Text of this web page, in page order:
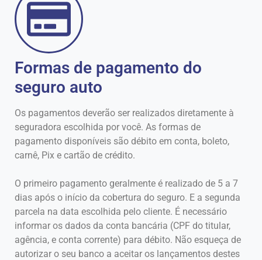
Formas de pagamento do
seguro auto
Os pagamentos deverão ser realizados diretamente à
seguradora escolhida por você. As formas de
pagamento disponíveis são débito em conta, boleto,
carnê, Pix e cartão de crédito.
O primeiro pagamento geralmente é realizado de 5 a 7
dias após o início da cobertura do seguro. E a segunda
parcela na data escolhida pelo cliente. É necessário
informar os dados da conta bancária (CPF do titular,
agência, e conta corrente) para débito. Não esqueça de
autorizar o seu banco a aceitar os lançamentos destes